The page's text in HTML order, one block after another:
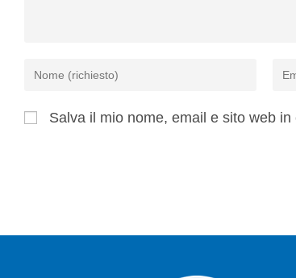
Salva il mio nome, email e sito web